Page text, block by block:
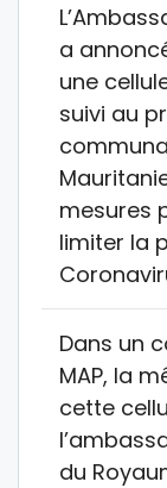
a
une
suivi au
mesures
limiter la
Dans un
MAP, la
cette
du